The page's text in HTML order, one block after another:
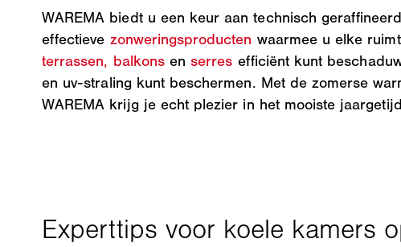
WAREMA biedt u een keur aan technisch
effectieve zonweringsproducten waarmee u elke
terrassen, balkonsenserres efficiënt kunt
en uv-straling kunt beschermen. Met de zomerse
WAREMA krijg je echt plezier in het mooiste